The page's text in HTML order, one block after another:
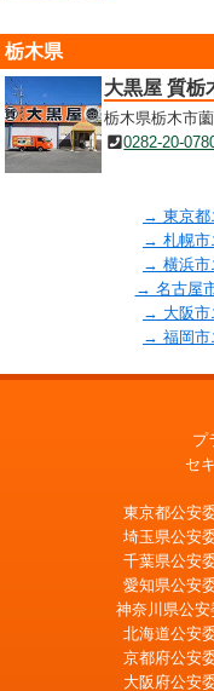
栃木県
大黒屋 質栃
栃木県栃木市
0282-20-
→ 東京都
→ 札幌市
→ 横浜市
→ 名古屋
→ 大阪市
→ 福岡市
プ
セ
東京都公安
埼玉県公安
千葉県公安
愛知県公安
神奈川県公
北海道公安
京都府公安
大阪府公安